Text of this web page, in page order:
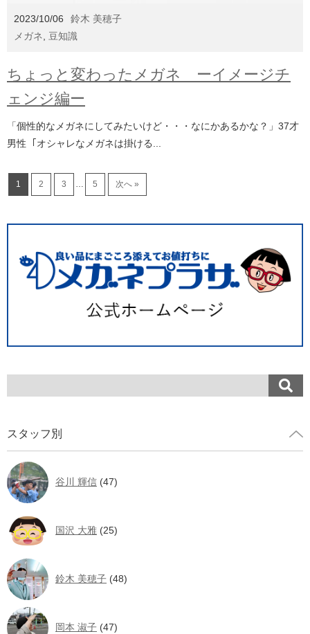
2023/10/06
鈴木 美穂子
メガネ
豆知識
ちょっと変わったメガネ ーイメージチ
ェンジ編ー
「個性的なメガネにしてみたいけど・・・なにかあるかな？」37才
男性 ｢オシャレなメガネは掛ける...
1 2 3 … 5 次へ »
スタッフ別
谷川 輝信 (47)
国沢 大雅 (25)
鈴木 美穂子 (48)
岡本 淑子 (47)